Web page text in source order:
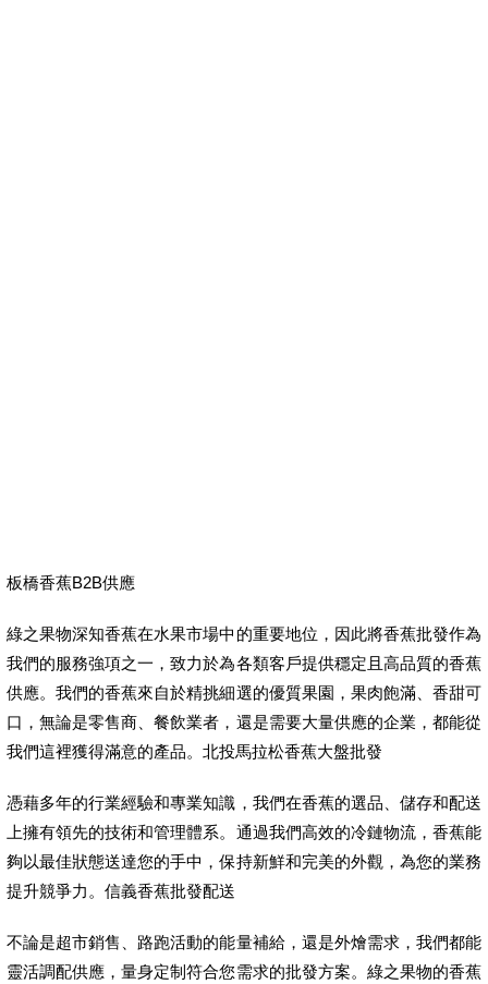
板橋香蕉B2B供應
綠之果物深知香蕉在水果市場中的重要地位，因此將香蕉批發作為
我們的服務強項之一，致力於為各類客戶提供穩定且高品質的香蕉
供應。我們的香蕉來自於精挑細選的優質果園，果肉飽滿、香甜可
口，無論是零售商、餐飲業者，還是需要大量供應的企業，都能從
我們這裡獲得滿意的產品。北投馬拉松香蕉大盤批發
憑藉多年的行業經驗和專業知識，我們在香蕉的選品、儲存和配送
上擁有領先的技術和管理體系。通過我們高效的冷鏈物流，香蕉能
夠以最佳狀態送達您的手中，保持新鮮和完美的外觀，為您的業務
提升競爭力。信義香蕉批發配送
不論是超市銷售、路跑活動的能量補給，還是外燴需求，我們都能
靈活調配供應，量身定制符合您需求的批發方案。綠之果物的香蕉